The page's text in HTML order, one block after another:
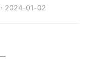
・ 2024-01-02